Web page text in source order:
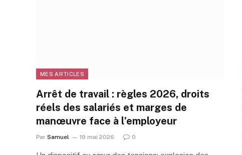
MES ARTICLES
Arrêt de travail : règles 2026, droits
réels des salariés et marges de
manœuvre face à l’employeur
Par Samuel 19 mai 2026 0